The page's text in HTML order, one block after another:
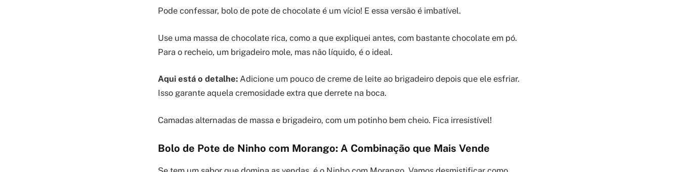
Pode confessar, bolo de pote de chocolate é um vício! E essa versão é imbatível.
Use uma massa de chocolate rica, como a que expliquei antes, com bastante chocolate em pó.
Para o recheio, um brigadeiro mole, mas não líquido, é o ideal.
Aqui está o detalhe: Adicione um pouco de creme de leite ao brigadeiro depois que ele esfriar.
Isso garante aquela cremosidade extra que derrete na boca.
Camadas alternadas de massa e brigadeiro, com um potinho bem cheio. Fica irresistível!
Bolo de Pote de Ninho com Morango: A Combinação que Mais Vende